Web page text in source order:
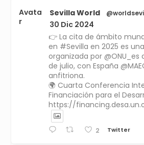
Avata
r
Sevilla World
30 Dic 2024
👉 La cita de ámbito
en #Sevilla en 2025 es
organizada por @ONU_es
de julio, con España
anfitriona.
🌍 Cuarta Conferencia
Financiación para el
https://
2 Twitter